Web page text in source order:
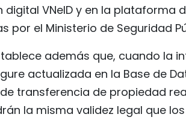
digital VNeID y en la plataforma
por el Ministerio de Seguridad
además que, cuando la
actualizada en la Base de
transferencia de propiedad
la misma validez legal que